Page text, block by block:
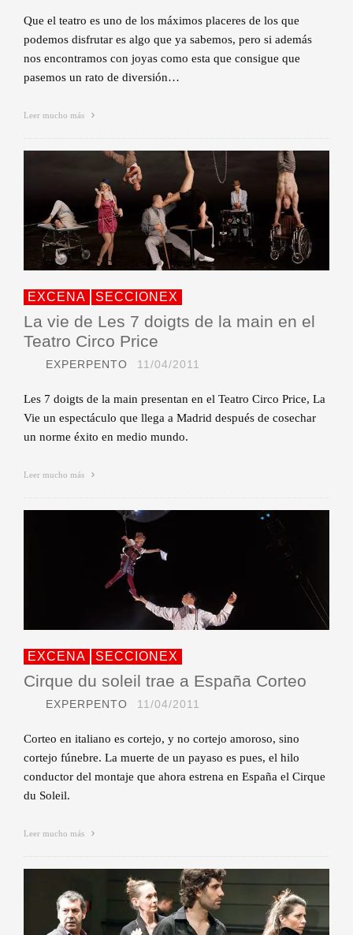
Que el teatro es uno de los máximos placeres de los que
podemos disfrutar es algo que ya sabemos, pero si además
nos encontramos con joyas como esta que consigue que
pasemos un rato de diversión…
Leer mucho más
EXCENA SECCIONEX
La vie de Les 7 doigts de la main en el
Teatro Circo Price
EXPERPENTO 11/04/2011
Les 7 doigts de la main presentan en el Teatro Circo Price, La
Vie un espectáculo que llega a Madrid después de cosechar
un norme éxito en medio mundo.
Leer mucho más
EXCENA SECCIONEX
Cirque du soleil trae a España Corteo
EXPERPENTO 11/04/2011
Corteo en italiano es cortejo, y no cortejo amoroso, sino
cortejo fúnebre. La muerte de un payaso es pues, el hilo
conductor del montaje que ahora estrena en España el Cirque
du Soleil.
Leer mucho más